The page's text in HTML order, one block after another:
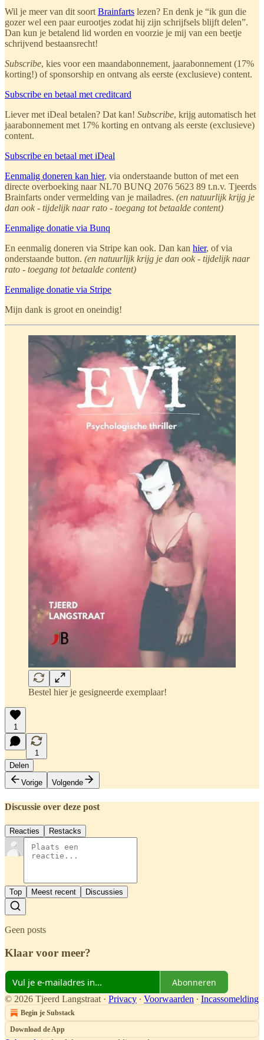
Wil je meer van dit soort Brainfarts lezen? En denk je “ik gun die
gozer wel een paar eurootjes zodat hij zijn schrijfsels blijft delen”.
Dan kun je betalend lid worden en voorzie je mij van een beetje
schrijvend bestaansrecht!
Subscribe, kies voor een maandabonnement, jaarabonnement (17%
korting!) of sponsorship en ontvang als eerste (exclusieve) content.
Subscribe en betaal met creditcard
Liever met iDeal betalen? Dat kan! Subscribe, krijg automatisch het
jaarabonnement met 17% korting en ontvang als eerste (exclusieve)
content.
Subscribe en betaal met iDeal
Eenmalig doneren kan hier, via onderstaande button of met een
directe overboeking naar NL70 BUNQ 2076 5623 89 t.n.v. Tjeerds
Brainfarts onder vermelding van je mailadres. (en natuurlijk krijg je
dan ook - tijdelijk naar rato - toegang tot betaalde content)
Eenmalige donatie via Bunq
En eenmalig doneren via Stripe kan ook. Dan kan hier, of via
onderstaande button. (en natuurlijk krijg je dan ook - tijdelijk naar
rato - toegang tot betaalde content)
Eenmalige donatie via Stripe
Mijn dank is groot en oneindig!
Bestel hier je gesigneerde exemplaar!
1
1
Delen
Vorige
Volgende
Discussie over deze post
Reacties Restacks
Top Meest recent Discussies
Geen posts
Klaar voor meer?
Abonneren
© 2026 Tjeerd Langstraat · Privacy ∙ Voorwaarden ∙ Incassomelding
Begin je Substack
Download de App